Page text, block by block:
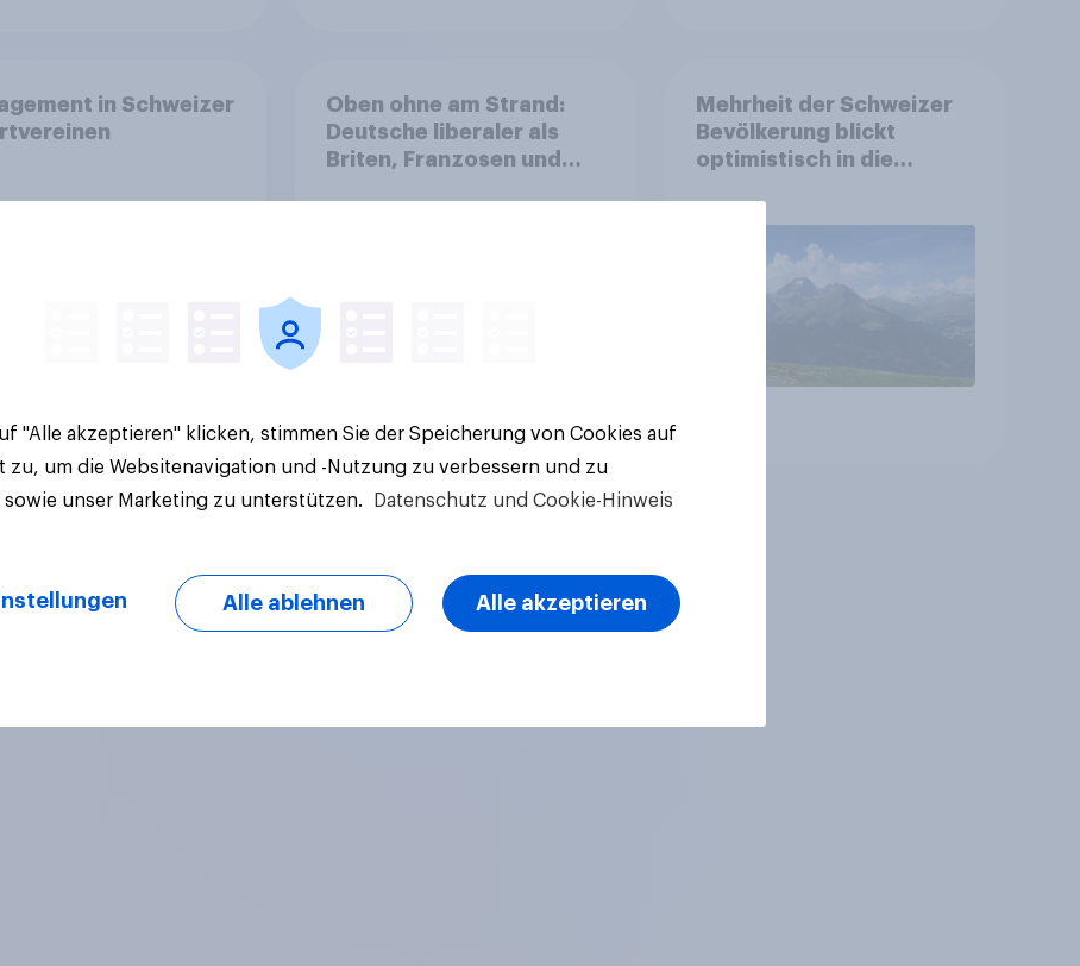
in Schweizer
Oben ohne am Strand:
Deutsche liberaler als
Briten, Franzosen und
Artikel
Mehrheit der Schweizer
Bevölkerung blickt
optimistisch in die
Gesundheitswesen und
Altersvorsorge
"Alle akzeptieren" klicken, stimmen Sie der Speicherung von Cookies auf
zu, um die Websitenavigation und -Nutzung zu verbessern und zu
sowie unser Marketing zu unterstützen.
Datenschutz und Cookie-Hinweis
Alle ablehnen Alle akzeptieren